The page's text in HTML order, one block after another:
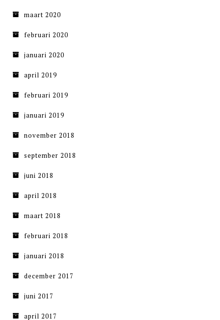
maart 2020
februari 2020
januari 2020
april 2019
februari 2019
januari 2019
november 2018
september 2018
juni 2018
april 2018
maart 2018
februari 2018
januari 2018
december 2017
juni 2017
april 2017